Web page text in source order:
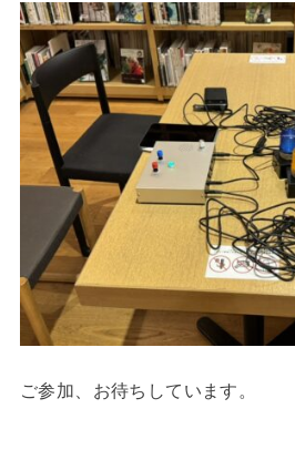
ご参加、お待ちしています。